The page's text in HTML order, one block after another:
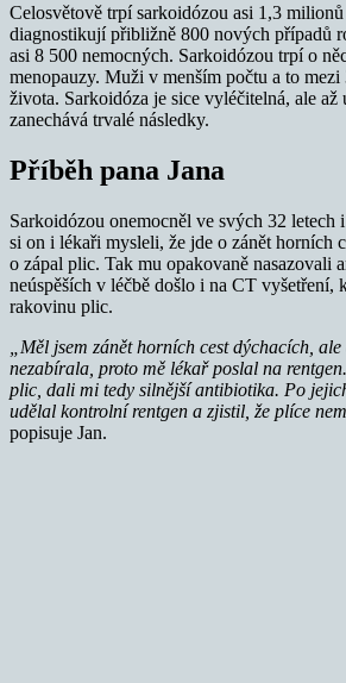
Celosvětově trpí sarkoidózou asi 1,3
diagnostikují přibližně 800 nových případů
asi 8 500 nemocných. Sarkoidózou trpí o
menopauzy. Muži v menším počtu a to mezi
života. Sarkoidóza je sice vyléčitelná, ale až
zanechává trvalé následky.
Příběh pana Jana
Sarkoidózou onemocněl ve svých 32 letech
si on i lékaři mysleli, že jde o zánět horních
o zápal plic. Tak mu opakovaně nasazovali
neúspěších v léčbě došlo i na CT vyšetření,
rakovinu plic.
„Měl jsem zánět horních cest dýchacích,
nezabírala, proto mě lékař poslal na
plic, dali mi tedy silnější antibiotika. Po
udělal kontrolní rentgen a zjistil, že plíce
popisuje Jan.